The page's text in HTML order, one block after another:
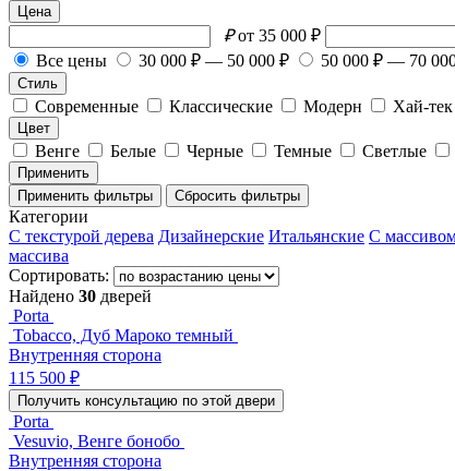
Цена
₽ от 35 000 ₽
Все цены
30 000 ₽ — 50 000 ₽ 50 000 ₽ — 70
Стиль
Современные Классические Модерн Хай-тек
Цвет
Венге Белые Черные Темные Светлые
Применить
Применить фильтры
Сбросить фильтры
Категории
С текстурой дерева Дизайнерские Итальянские С
массива
Сортировать:
Найдено 30 дверей
Porta
Tobacco, Дуб Мароко темный
Внутренняя сторона
115 500 ₽
Получить консультацию по этой двери
Porta
Vesuvio, Венге бонобо
Внутренняя сторона